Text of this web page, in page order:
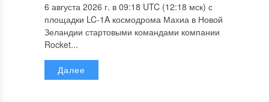
6 августа 2026 г. в 09:18 UTC (12:18 мск) с
площадки LC-1A космодрома Махиа в Новой
Зеландии стартовыми командами компании
Rocket...
Далее